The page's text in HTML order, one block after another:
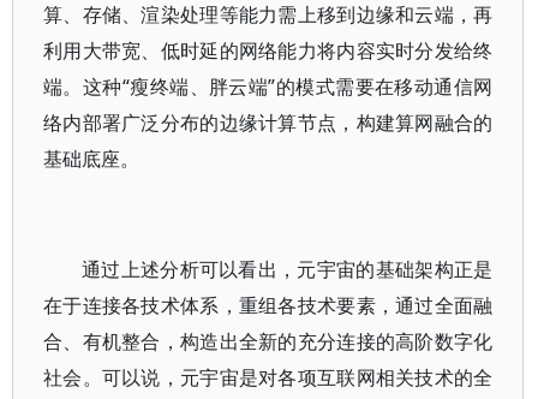
算、存储、渲染处理等能力需上移到边缘和云端，再
利用大带宽、低时延的网络能力将内容实时分发给终
端。这种“瘦终端、胖云端”的模式需要在移动通信网
络内部署广泛分布的边缘计算节点，构建算网融合的
基础底座。
通过上述分析可以看出，元宇宙的基础架构正是
在于连接各技术体系，重组各技术要素，通过全面融
合、有机整合，构造出全新的充分连接的高阶数字化
社会。可以说，元宇宙是对各项互联网相关技术的全